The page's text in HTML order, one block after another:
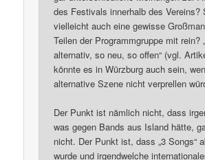
des Festivals innerhalb des Vereins?
vielleicht auch eine gewisse
Teilen der Programmgruppe mit rein?
alternativ, so neu, so offen“ (vgl.
könnte es in Würzburg auch sein,
alternative Szene nicht verprellen
Der Punkt ist nämlich nicht, dass
was gegen Bands aus Island hätte,
nicht. Der Punkt ist, dass „3 Songs“
wurde und irgendwelche